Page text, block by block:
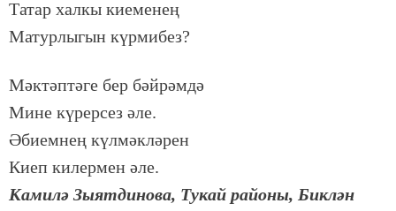
Та­тар хал­кы ки­е­ме­нең
Ма­тур­лы­гын күр­ми­без?
Мәк­тәп­тә­ге бер бәй­рәм­дә
Ми­не кү­рер­сез әле.
Әби­ем­нең күл­мәк­лә­рен
Ки­еп ки­лер­мен әле.
Ка­ми­лә Зы­ят­ди­но­ва, Ту­кай ра­йо­ны, Бик­лән